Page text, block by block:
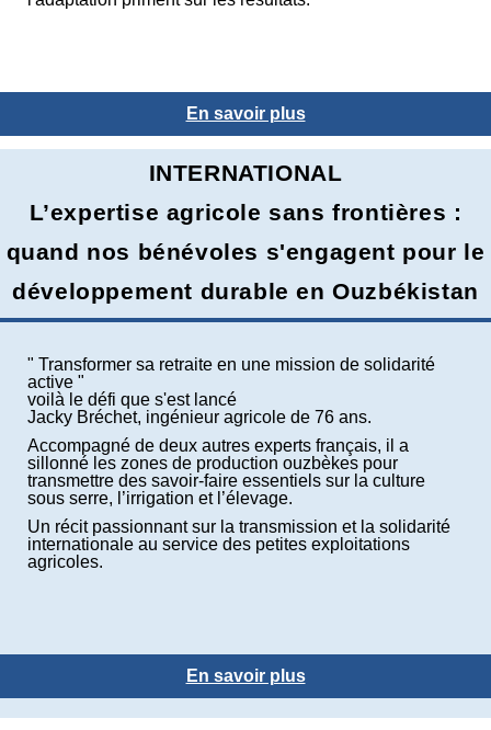
En savoir plus
INTERNATIONAL
L’expertise agricole sans frontières :
quand nos bénévoles s'engagent pour le
développement durable en Ouzbékistan
" Transformer sa retraite en une mission de solidarité
active "
voilà le défi que s'est lancé
Jacky Bréchet, ingénieur agricole de 76 ans.
Accompagné de deux autres experts français, il a
sillonné les zones de production ouzbèkes pour
transmettre des savoir-faire essentiels sur la culture
sous serre, l’irrigation et l’élevage.
Un récit passionnant sur la transmission et la solidarité
internationale au service des petites exploitations
agricoles.
En savoir plus